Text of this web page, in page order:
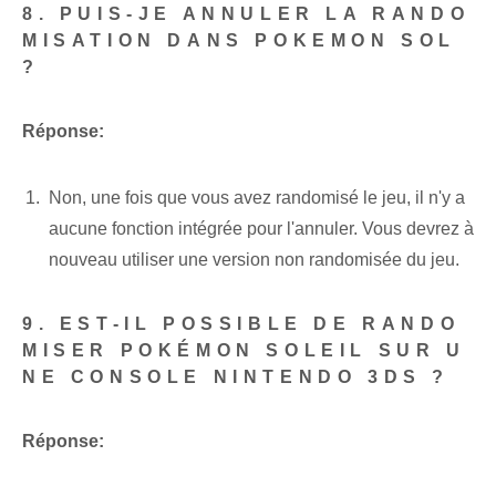
8. PUIS-JE ANNULER LA RANDO
MISATION DANS POKEMON SOL
?
Réponse:
Non, une fois que vous avez randomisé le jeu, il n'y a
aucune fonction intégrée pour l'annuler. Vous devrez à
nouveau utiliser une version non randomisée du jeu.
9. EST-IL POSSIBLE DE RANDO
MISER POKÉMON SOLEIL SUR U
NE CONSOLE NINTENDO 3DS ?
Réponse: